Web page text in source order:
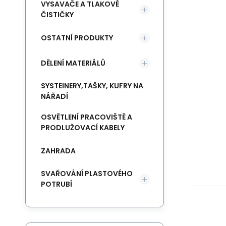
VYSAVAČE A TLAKOVÉ
ČISTIČKY
OSTATNÍ PRODUKTY
DĚLENÍ MATERIÁLŮ
SYSTEINERY,TAŠKY, KUFRY NA
NÁŘADÍ
OSVĚTLENÍ PRACOVIŠTĚ A
PRODLUŽOVACÍ KABELY
ZAHRADA
SVAŘOVÁNÍ PLASTOVÉHO
POTRUBÍ